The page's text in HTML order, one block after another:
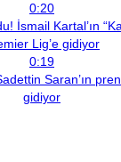
0:20
İsmail Kartal’ın
Lig’e gidiyor
0:19
Saran’ın
gidiyor